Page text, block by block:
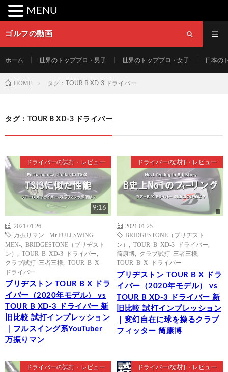
ゴルフの動画
ホーム 世界のトッププロ・男子 世界のトッププロ・女子 日本の
HOME タグ：TOUR B XD-3 ドライバー
タグ：TOUR B XD-3 ドライバー
ドライバーの試打・レビュー
9:16
2021.01.26
万振りマン -Mr.FULLSWING
MEN-
BRIDGESTONE（ブリヂスト
ン）
TOUR B XD-3 ドライバー
クラブ試打 三者三様
TOUR B X
ドライバー
ブリヂストン TOUR B X ドラ
イバー（2020年モデル） vs
TOUR B XD-3 ドライバー 新
旧比較 試打インプレッション
｜フルスイング系YouTuber
万振りマン
ドライバーの試打・レビュー
2021.01.25
BRIDGESTONE（ブリヂスト
ン）
TOUR B XD-3 ドライバー
筒康博
クラブ試打 三者三様
TOUR B X ドライバー
ブリヂストン TOUR B X ドラ
イバー（2020年モデル） vs
TOUR B XD-3 ドライバー 新
旧比較 試打インプレッション
｜変幻自在に球を操るクラブ
フィッター 筒康博
ドライバーの試打・レビュー ドライバーの試打・レビュー
MENU